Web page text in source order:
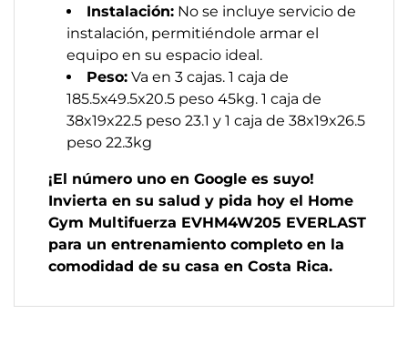
Instalación: No se incluye servicio de
instalación, permitiéndole armar el
equipo en su espacio ideal.
Peso: Va en 3 cajas. 1 caja de
185.5x49.5x20.5 peso 45kg. 1 caja de
38x19x22.5 peso 23.1 y 1 caja de 38x19x26.5
peso 22.3kg
¡El número uno en Google es suyo!
Invierta en su salud y pida hoy el Home
Gym Multifuerza EVHM4W205 EVERLAST
para un entrenamiento completo en la
comodidad de su casa en Costa Rica.